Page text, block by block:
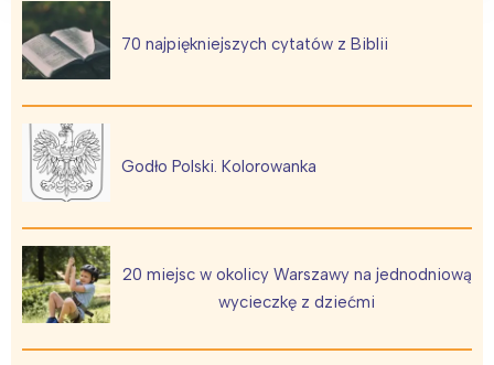
70 najpiękniejszych cytatów z Biblii
Godło Polski. Kolorowanka
20 miejsc w okolicy Warszawy na jednodniową
wycieczkę z dziećmi